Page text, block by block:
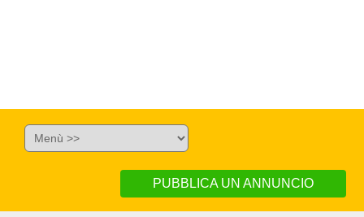
PUBBLICA UN ANNUNCIO